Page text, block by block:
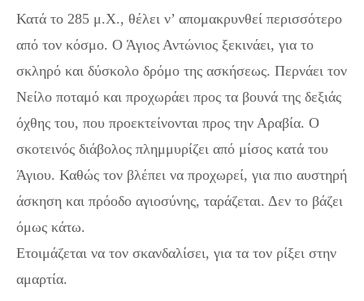
Κατά το 285 μ.Χ., θέλει ν’ απομακρυνθεί περισσότερο
από τον κόσμο. Ο Άγιος Αντώνιος ξεκινάει, για το
σκληρό και δύσκολο δρόμο της ασκήσεως. Περνάει τον
Νείλο ποταμό και προχωράει προς τα βουνά της δεξιάς
όχθης του, που προεκτείνονται προς την Αραβία. Ο
σκοτεινός διάβολος πλημμυρίζει από μίσος κατά του
Άγιου. Καθώς τον βλέπει να προχωρεί, για πιο αυστηρή
άσκηση και πρόοδο αγιοσύνης, ταράζεται. Δεν το βάζει
όμως κάτω.
Ετοιμάζεται να τον σκανδαλίσει, για τα τον ρίξει στην
αμαρτία.